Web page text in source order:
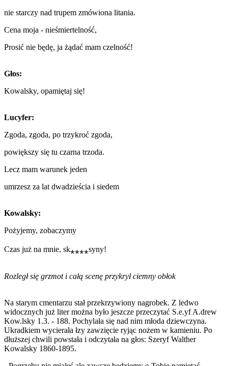
nie starczy nad trupem zmówiona litania.
Cena moja - nieśmiertelność,
Prosić nie będę, ja żądać mam czelność!
Głos:
Kowalsky, opamiętaj się!
Lucyfer:
Zgoda, zgoda, po trzykroć zgoda,
powiększy się tu czarna trzoda.
Lecz mam warunek jeden
umrzesz za lat dwadzieścia i siedem
Kowalsky:
Pożyjemy, zobaczymy
Czas już na mnie, sk⁎⁎⁎⁎syny!
Rozległ się grzmot i całą scenę przykrył ciemny obłok
Na starym cmentarzu stał przekrzywiony nagrobek. Z ledwo
widocznych już liter można było jeszcze przeczytać S.e.yf A.drew
Kow.lsky 1.3. - 188. Pochylała się nad nim młoda dziewczyna.
Ukradkiem wycierała łzy zawzięcie ryjąc nożem w kamieniu. Po
dłuższej chwili powstała i odczytała na głos: Szeryf Walther
Kowalsky 1860-1895.